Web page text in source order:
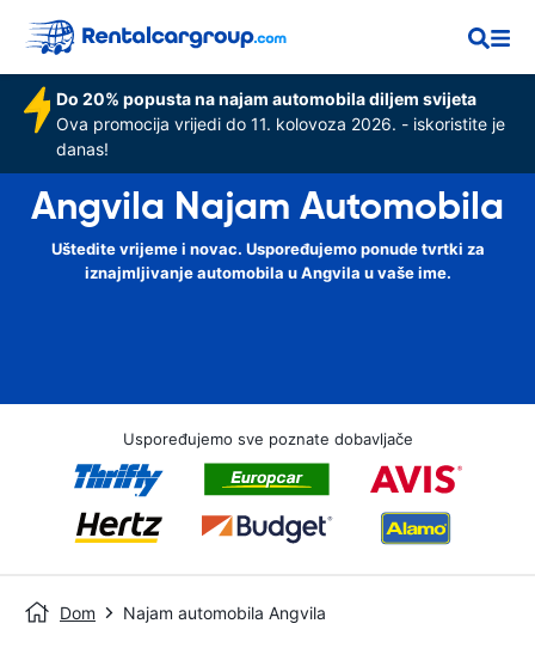
Do 20% popusta na najam automobila diljem svijeta
Ova promocija vrijedi do 11. kolovoza 2026. - iskoristite je
danas!
Angvila Najam Automobila
Uštedite vrijeme i novac. Uspoređujemo ponude tvrtki za
iznajmljivanje automobila u Angvila u vaše ime.
Uspoređujemo sve poznate dobavljače
Dom Najam automobila Angvila